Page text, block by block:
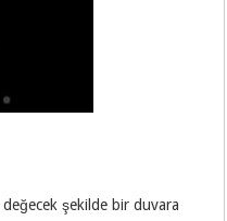
değecek şekilde bir duvara